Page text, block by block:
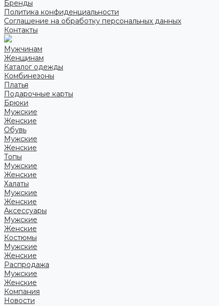
Бренды
Политика конфиденциальности
Соглашение на обработку персональных данных
Контакты
Мужчинам
Женщинам
Каталог одежды
Комбинезоны
Платья
Подарочные карты
Брюки
Мужские
Женские
Обувь
Мужские
Женские
Топы
Мужские
Женские
Халаты
Мужские
Женские
Аксессуары
Мужские
Женские
Костюмы
Мужские
Женские
Распродажа
Мужские
Женские
Компания
Новости